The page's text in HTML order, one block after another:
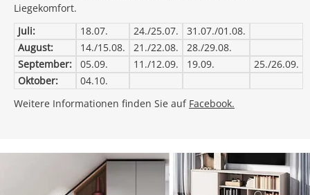
Liegekomfort.
Juli:
18.07. 24./25.07.
31.07./01.08.
August:
14./15.08. 21./22.08.
28./29.08.
September:
05.09. 11./12.09. 19.09.
25./26.09.
Oktober:
04.10.
Weitere Informationen finden Sie auf Facebook.